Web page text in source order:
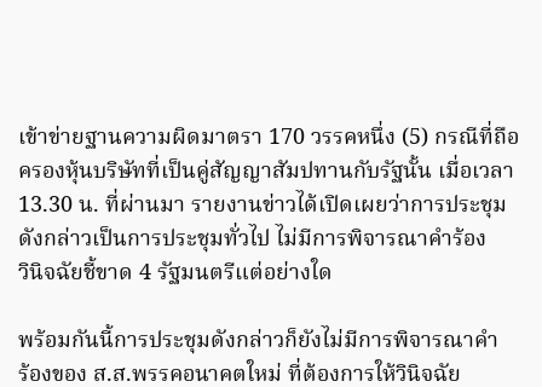
เข้าข่ายฐานความผิดมาตรา 170 วรรคหนึ่ง (5) กรณีที่ถือ
ครองหุ้นบริษัทที่เป็นคู่สัญญาสัมปทานกับรัฐนั้น เมื่อเวลา
13.30 น. ที่ผ่านมา รายงานข่าวได้เปิดเผยว่าการประชุม
ดังกล่าวเป็นการประชุมทั่วไป ไม่มีการพิจารณาคำร้อง
วินิจฉัยชี้ขาด 4 รัฐมนตรีแต่อย่างใด
พร้อมกันนี้การประชุมดังกล่าวก็ยังไม่มีการพิจารณาคํา
ร้องของ ส.ส.พรรคอนาคตใหม่ ที่ต้องการให้วินิจฉัย